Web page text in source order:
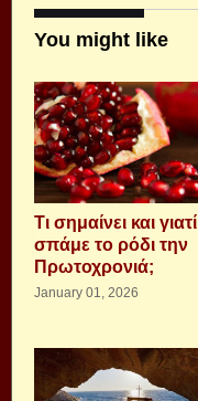
You might like
Τι σημαίνει και γιατί
σπάμε το ρόδι την
Πρωτοχρονιά;
January 01, 2026